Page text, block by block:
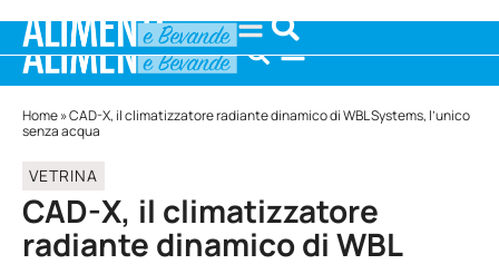
Home»CAD-X, il climatizzatore radiante dinamico di WBL Systems, l’unico
senza acqua
VETRINA
CAD-X, il climatizzatore
radiante dinamico di WBL